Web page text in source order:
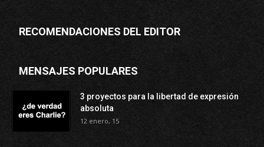
RECOMENDACIONES DEL EDITOR
MENSAJES POPULARES
3 proyectos para la libertad de expresión
absoluta
12 enero, 15